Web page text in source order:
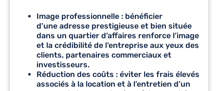
Image professionnelle : bénéficier
d’une adresse prestigieuse et bien située
dans un quartier d’affaires renforce l’image
et la crédibilité de l’entreprise aux yeux des
clients, partenaires commerciaux et
investisseurs.
Réduction des coûts : éviter les frais élevés
associés à la location et à l’entretien d’un